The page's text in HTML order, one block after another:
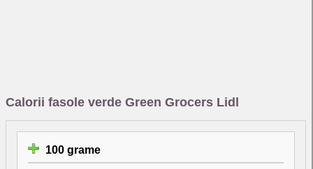
Calorii fasole verde Green Grocers Lidl
100 grame